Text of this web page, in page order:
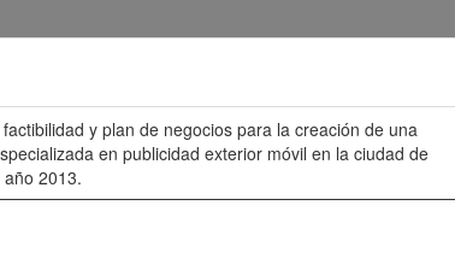
y plan de negocios para la creación de una
en publicidad exterior móvil en la ciudad de
2013.